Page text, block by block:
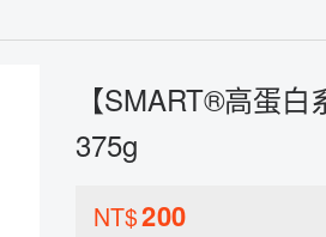
【SMART®高蛋
375g
NT$200